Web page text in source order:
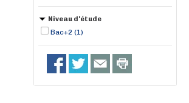
Niveau d'étude
Bac+2 (1)